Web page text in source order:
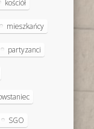
kościół
mieszkańcy
partyzanci
SGO